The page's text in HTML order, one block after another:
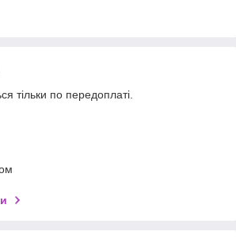
тільки по передоплаті.